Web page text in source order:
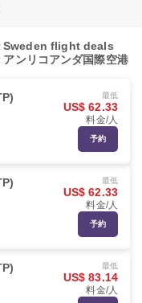
flight deals
ンリコアンダ国際空港
最低
US$ 62.33
料金/人
予約
最低
US$ 62.33
料金/人
予約
最低
US$ 83.14
料金/人